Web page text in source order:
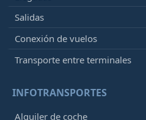
Salidas
Conexión de vuelos
Transporte entre terminales
INFOTRANSPORTES
Alquiler de coche